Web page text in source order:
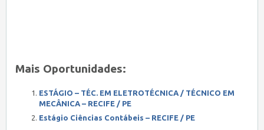
Mais Oportunidades:
ESTÁGIO – TÉC. EM ELETROTÉCNICA / TÉCNICO EM
MECÂNICA – RECIFE / PE
Estágio Ciências Contábeis – RECIFE / PE